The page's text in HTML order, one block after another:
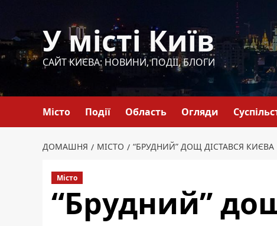
вмісту
У місті Київ
САЙТ КИЄВА: НОВИНИ, ПОДІЇ, БЛОГИ
Місто Події Область Огляди
ДОМАШНЯ МІСТО “БРУДНИЙ” ДОЩ ДІСТАВСЯ КИЄВА
Місто
“Брудний”